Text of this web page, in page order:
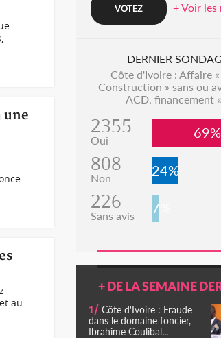
une
au
+ Voir les
DERNIER
Côte d'Ivoire : Affaire
Construction » sans ou
ACD, financement
2355
Oui 69%
808
Non 24%
226
Sans avis 7%
+ DE LA SEMAINE
1/ Côte d'Ivoire : Fraude
dans le domaine foncier,
Ibrahime Coulibal...